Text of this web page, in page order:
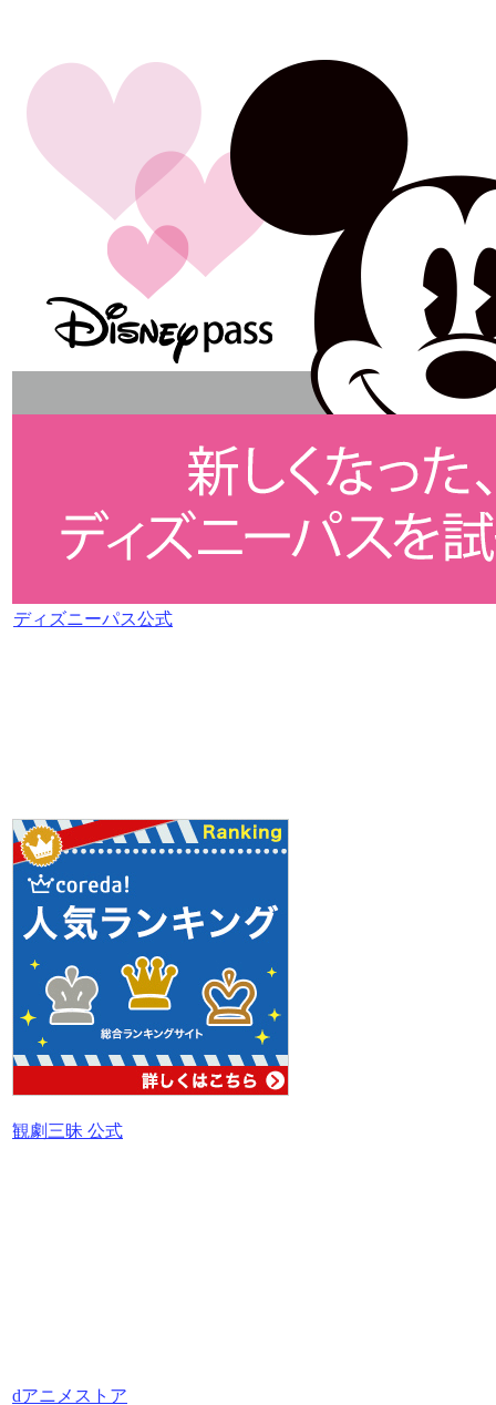
ディズニーパス公式
観劇三昧 公式
dアニメストア